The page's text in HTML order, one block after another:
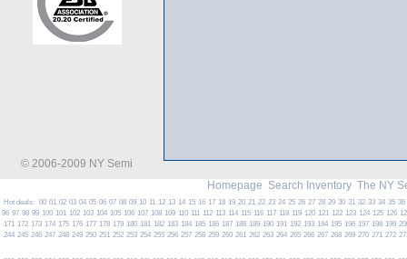
© 2006-2009 NY Semi
Homepage Search Inventory The NY
Hot deals: 00 01 02 03 04 05 06 07 08 09 10 11 12 13 14 15 16 17 18 19 20 21 22 23 24 25 26 27 28 29 30 31 32 33 34 35 36
96 97 98 99 100 101 102 103 104 105 106 107 108 109 110 111 112 113 114 115 116 117 118 119 120 121 122 123 124 125 126
171 172 173 174 175 176 177 178 179 180 181 182 183 184 185 186 187 188 189 190 191 192 193 194 195 196 197 198 199
244 245 246 247 248 249 250 251 252 253 254 255 256 257 258 259 260 261 262 263 264 265 266 267 268 269 270 271 272